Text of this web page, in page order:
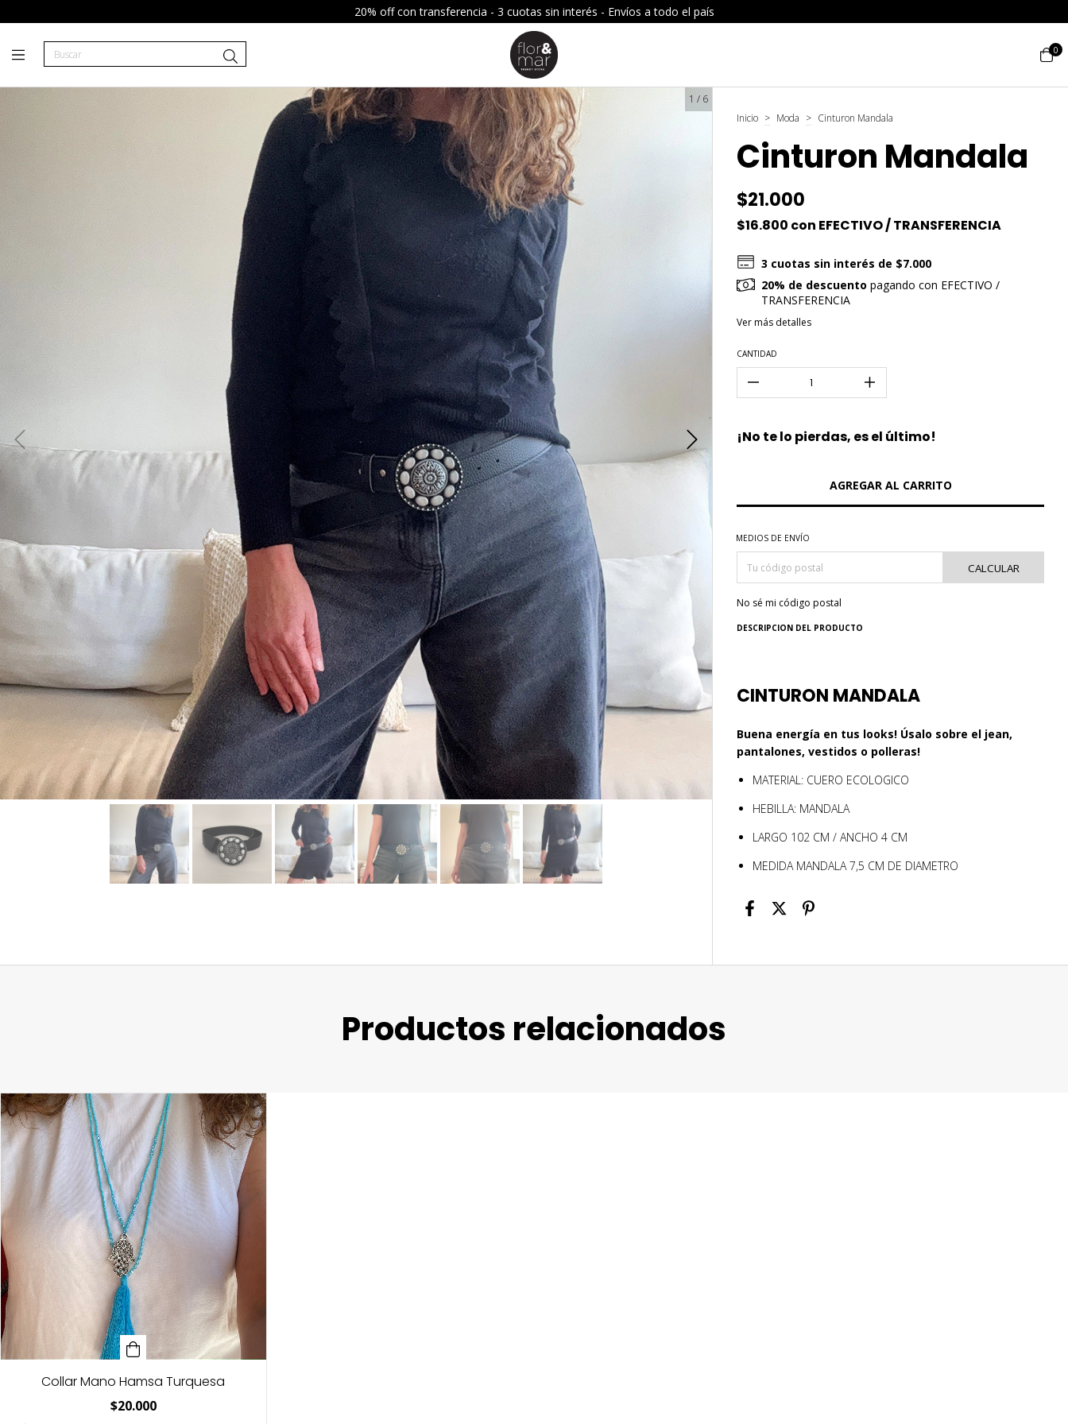
20% off con transferencia - 3 cuotas sin interés - Envíos a todo el país
0
1 / 6
Inicio > Moda > Cinturon Mandala
Cinturon Mandala
$21.000
$16.800 con EFECTIVO / TRANSFERENCIA
3 cuotas sin interés de $7.000
20% de descuento pagando con EFECTIVO /
TRANSFERENCIA
Ver más detalles
CANTIDAD
¡No te lo pierdas, es el último!
MEDIOS DE ENVÍO
CALCULAR
No sé mi código postal
DESCRIPCION DEL PRODUCTO
CINTURON MANDALA
Buena energía en tus looks! Úsalo sobre el jean,
pantalones, vestidos o polleras!
MATERIAL: CUERO ECOLOGICO
HEBILLA: MANDALA
LARGO 102 CM / ANCHO 4 CM
MEDIDA MANDALA 7,5 CM DE DIAMETRO
Productos relacionados
Collar Mano Hamsa Turquesa
$20.000